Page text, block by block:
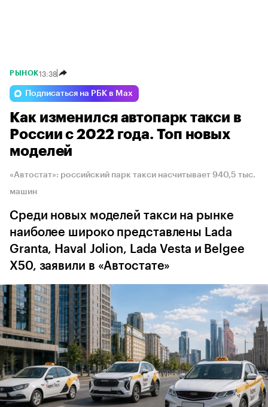
РЫНОК13:38
Подписаться на РБК в Max
Как изменился автопарк такси в
России с 2022 года. Топ новых
моделей
«Автостат»: российский парк такси насчитывает 940,5 тыс.
машин
Среди новых моделей такси на рынке
наиболее широко представлены Lada
Granta, Haval Jolion, Lada Vesta и Belgee
X50, заявили в «Автостате»